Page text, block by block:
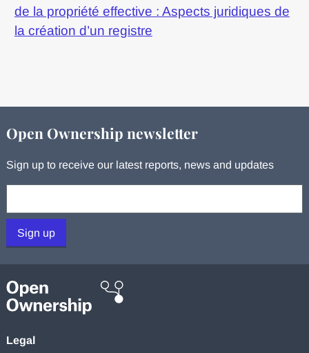
de la propriété effective : Aspects juridiques de
la création d’un registre
Open Ownership newsletter
Sign up to receive our latest reports, news and updates
Sign up
Legal